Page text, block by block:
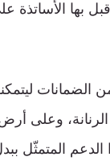
قبل بها
الرنانة، وعلى
الدعم المتمثّل